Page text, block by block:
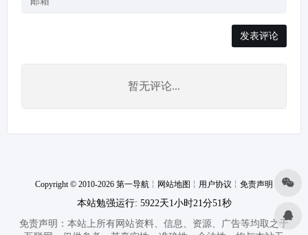
发表评论
暂无评论...
Copyright © 2010-2026 第一导航 ╎ 网站地图 ╎ 用户协议 ╎ 免责声明
本站勉强运行: 5922天1小时21分51秒
免责声明：本站上所有网站资料、信息、资源、广告等均取之于